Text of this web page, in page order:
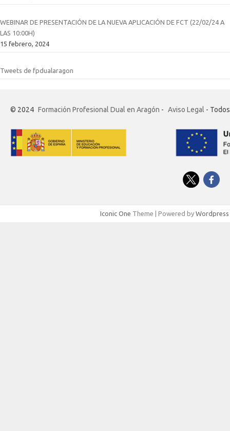
WEBINAR DE PRESENTACIÓN DE LA NUEVA APLICACIÓN DE FCT (22/02/24 A
LAS 10:00H)
15 febrero, 2024
Tweets de fpdualaragon
© 2024 Formación Profesional Dual en Aragón - Aviso Legal -
Iconic One Theme | Powered by Wordpress